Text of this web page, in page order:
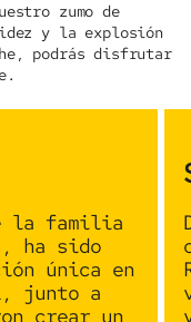
zumo de
y la explosión
podrás disfrutar
la familia
ha sido
única en
junto a
crear un